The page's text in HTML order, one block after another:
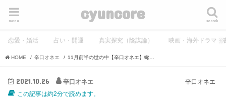
cyuncore search
menu
恋愛・婚活 占い・開運 真実探究（陰謀論） 映画・海外ドラマ・
HOME 辛口オネエ
辛口オネエ
2021.10.26
辛口オネエ
この記事は約2分で読めます。